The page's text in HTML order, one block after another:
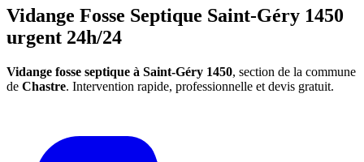
Vidange Fosse Septique Saint-Géry 1450
urgent 24h/24
Vidange fosse septique à Saint-Géry 1450, section de la commune
de Chastre. Intervention rapide, professionnelle et devis gratuit.